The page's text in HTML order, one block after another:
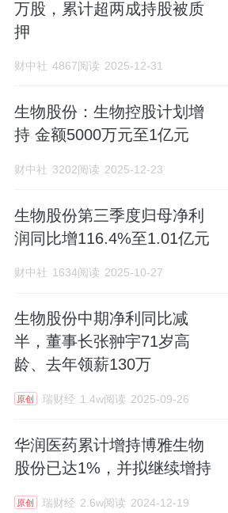
万股，累计超两成持股被质
押
财中社 4867阅读 2025-12-31
生物股份：生物控股计划增
持 金额5000万元至1亿元
财中社 3202阅读 2025-12-23
生物股份第三季度归母净利
润同比增116.4%至1.01亿元
财中社 1634阅读 2025-10-27
生物股份中期净利同比减
半，董事长张翀宇71岁高
龄、去年领薪130万
原创 瑞财经 1.4w阅读 2025-09-26
华润医药累计增持博雅生物
股份已达1%，并拟继续增持
原创 瑞财经 2.6w阅读 2024-12-19